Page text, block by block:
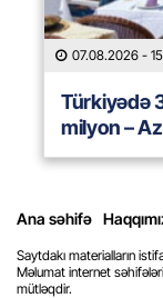
07.08.2026 -
Türkiyədə
milyon –
Ana səhifə
Saytdakı materialların
Məlumat internet
mütləqdir.